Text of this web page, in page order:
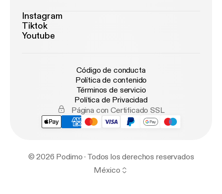
Instagram
Tiktok
Youtube
Código de conducta
Política de contenido
Términos de servicio
Política de Privacidad
Página con Certificado SSL
© 2026 Podimo · Todos los derechos reservados
México